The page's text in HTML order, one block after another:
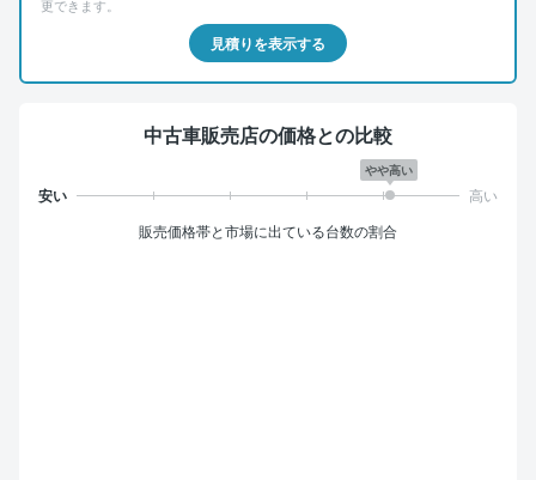
更できます。
見積りを表示する
中古車販売店の価格との比較
やや高い
販売価格帯と市場に出ている台数の割合